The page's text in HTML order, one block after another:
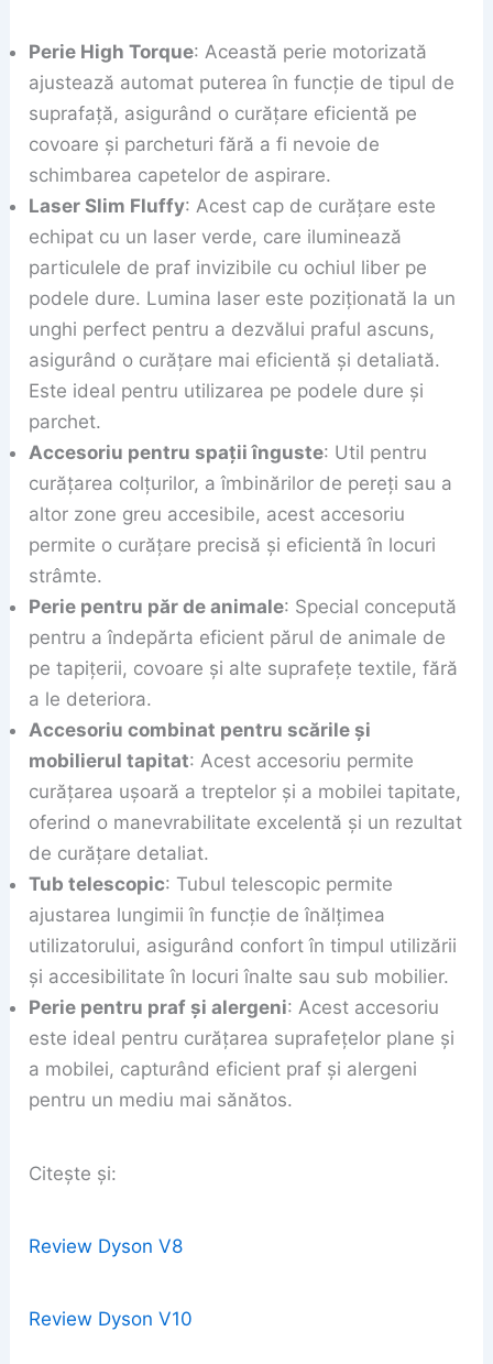
Perie High Torque: Această perie motorizată
ajustează automat puterea în funcție de tipul de
suprafață, asigurând o curățare eficientă pe
covoare și parcheturi fără a fi nevoie de
schimbarea capetelor de aspirare.
Laser Slim Fluffy: Acest cap de curățare este
echipat cu un laser verde, care iluminează
particulele de praf invizibile cu ochiul liber pe
podele dure. Lumina laser este poziționată la un
unghi perfect pentru a dezvălui praful ascuns,
asigurând o curățare mai eficientă și detaliată.
Este ideal pentru utilizarea pe podele dure și
parchet.
Accesoriu pentru spații înguste: Util pentru
curățarea colțurilor, a îmbinărilor de pereți sau a
altor zone greu accesibile, acest accesoriu
permite o curățare precisă și eficientă în locuri
strâmte.
Perie pentru păr de animale: Special concepută
pentru a îndepărta eficient părul de animale de
pe tapițerii, covoare și alte suprafețe textile, fără
a le deteriora.
Accesoriu combinat pentru scările și
mobilierul tapitat: Acest accesoriu permite
curățarea ușoară a treptelor și a mobilei tapitate,
oferind o manevrabilitate excelentă și un rezultat
de curățare detaliat.
Tub telescopic: Tubul telescopic permite
ajustarea lungimii în funcție de înălțimea
utilizatorului, asigurând confort în timpul utilizării
și accesibilitate în locuri înalte sau sub mobilier.
Perie pentru praf și alergeni: Acest accesoriu
este ideal pentru curățarea suprafețelor plane și
a mobilei, capturând eficient praf și alergeni
pentru un mediu mai sănătos.
Citește și:
Review Dyson V8
Review Dyson V10